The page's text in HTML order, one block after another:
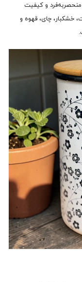
و کیفیت
خشکبار، چای، قهوه و